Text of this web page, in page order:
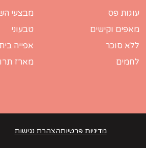
עוגות פס
מאפים וקישים
ללא סוכר
לחמים
מבצעי
טבעוני
אפייה
מארז
מדיניות פרטיותהצהרת נגישות